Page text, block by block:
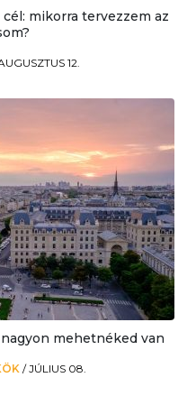
mikorra tervezzem az
12.
mehetnéked van
/JÚLIUS 08.